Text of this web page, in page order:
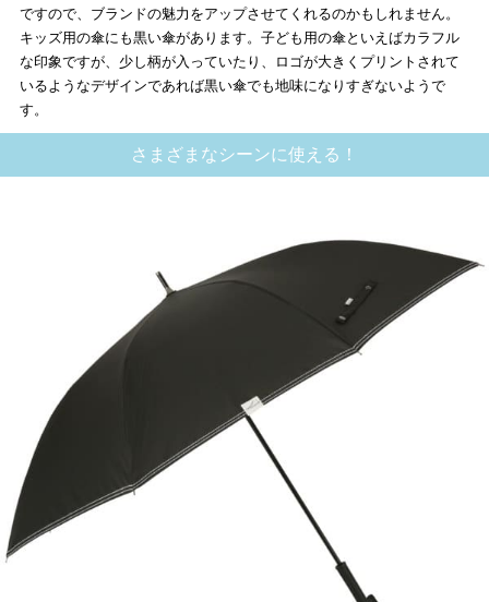
ですので、ブランドの魅力をアップさせてくれるのかもしれません。
キッズ用の傘にも黒い傘があります。子ども用の傘といえばカラフル
な印象ですが、少し柄が入っていたり、ロゴが大きくプリントされて
いるようなデザインであれば黒い傘でも地味になりすぎないようで
す。
さまざまなシーンに使える！